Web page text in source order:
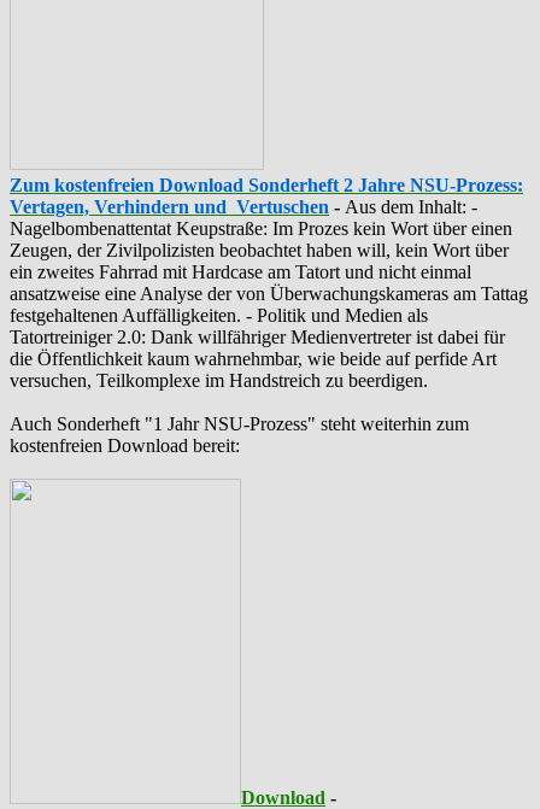
Zum kostenfreien Download Sonderheft 2 Jahre NSU-Prozess:
Vertagen, Verhindern und Vertuschen - Aus dem Inhalt: -
‪Nagelbombenattentat‬ ‎Keupstraße‬: Im Prozes kein Wort über einen
Zeugen, der Zivilpolizisten beobachtet haben will, kein Wort über
ein zweites Fahrrad mit Hardcase am Tatort und nicht einmal
ansatzweise eine Analyse der von Überwachungskameras am Tattag
festgehaltenen Auffälligkeiten. - Politik und Medien als
‪Tatortreiniger‬ 2.0: Dank willfähriger Medienvertreter ist dabei für
die Öffentlichkeit kaum wahrnehmbar, wie beide auf perfide Art
versuchen, Teilkomplexe im Handstreich zu beerdigen.
Auch Sonderheft "1 Jahr NSU-Prozess" steht weiterhin zum
kostenfreien Download bereit:
Download -